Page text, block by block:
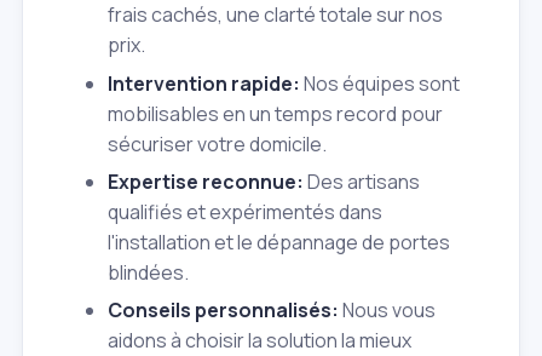
frais cachés, une clarté totale sur nos
prix.
Intervention rapide: Nos équipes sont
mobilisables en un temps record pour
sécuriser votre domicile.
Expertise reconnue: Des artisans
qualifiés et expérimentés dans
l'installation et le dépannage de portes
blindées.
Conseils personnalisés: Nous vous
aidons à choisir la solution la mieux